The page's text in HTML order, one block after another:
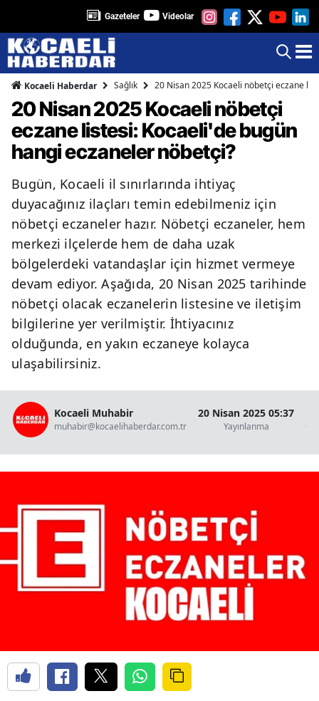
Gazeteler Videolar
Kocaeli Haberdar Sağlık 20 Nisan 2025 Kocaeli nöbetçi eczane
20 Nisan 2025 Kocaeli nöbetçi
eczane listesi: Kocaeli'de bugün
hangi eczaneler nöbetçi?
Bugün, Kocaeli il sınırlarında ihtiyaç
duyacağınız ilaçları temin edebilmeniz için
nöbetçi eczaneler hazır. Nöbetçi eczaneler, hem
merkezi ilçelerde hem de daha uzak
bölgelerdeki vatandaşlar için hizmet vermeye
devam ediyor. Aşağıda, 20 Nisan 2025 tarihinde
nöbetçi olacak eczanelerin listesine ve iletişim
bilgilerine yer verilmiştir. İhtiyacınız
olduğunda, en yakın eczaneye kolayca
ulaşabilirsiniz.
Kocaeli Muhabir
muhabir@kocaelihaberdar.com.tr
20 Nisan 2025 05:37
Yayınlanma